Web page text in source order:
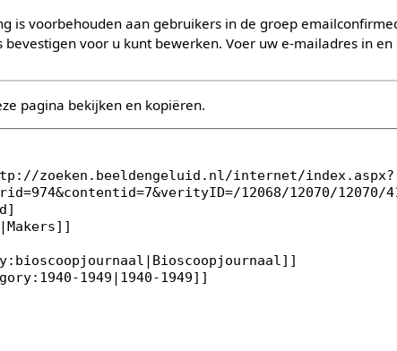
is voorbehouden aan gebruikers in de groep
bevestigen voor u kunt bewerken. Voer uw e-mailadres in
pagina bekijken en kopiëren.